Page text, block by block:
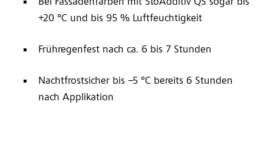
Bei Fassadenfarben mit StoAdditiv QS sogar bis
+20 °C und bis 95 % Luftfeuchtigkeit
Frühregenfest nach ca. 6 bis 7 Stunden
Nachtfrostsicher bis –5 °C bereits 6 Stunden
nach Applikation